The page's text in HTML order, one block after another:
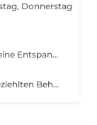
Donnerstag
Eine klassische Rückenmassage bietet allgemeine Entspannung , Dehnung und Lockerung der Nacken, Schulter und Rückenmuskulatur
Die Heiße Rolle + Rückenmassage dient der geziehlten Behandlung von Muskel und Verspannungsschmerzen. Durch die feuchte Wärme wirkt sie intensiver und lößt Atemprobleme bei Erkältung durch verschiedene Öle !